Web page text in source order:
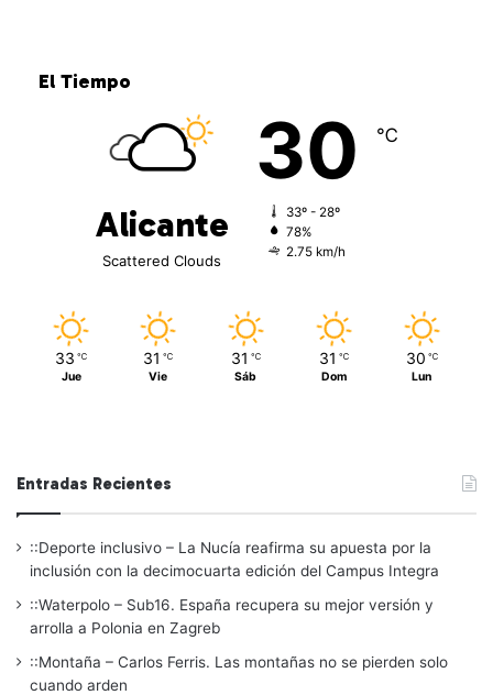
El Tiempo
Alicante
Scattered Clouds
30 ℃
33º - 28º
78%
2.75 km/h
33 ℃
Jue
31 ℃
Vie
31 ℃
Sáb
31 ℃
Dom
30 ℃
Lun
Entradas Recientes
::Deporte inclusivo – La Nucía reafirma su apuesta por la
inclusión con la decimocuarta edición del Campus Integra
::Waterpolo – Sub16. España recupera su mejor versión y
arrolla a Polonia en Zagreb
::Montaña – Carlos Ferris. Las montañas no se pierden solo
cuando arden